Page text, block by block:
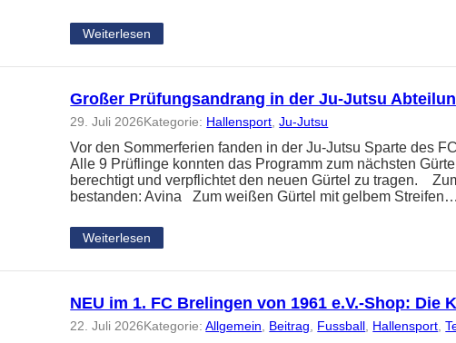
Weiterlesen
Großer Prüfungsandrang in der Ju-Jutsu
29. Juli 2026Kategorie: Hallensport , Ju-Jutsu
Vor den Sommerferien fanden in der Ju-Jutsu Sparte des
Alle 9 Prüflinge konnten das Programm zum nächsten
berechtigt und verpflichtet den neuen Gürtel zu tragen.
bestanden: Avina Zum weißen Gürtel mit gelbem Streifen…
Weiterlesen
NEU im 1. FC Brelingen von 1961 e.V.-Shop: Die
22. Juli 2026Kategorie:Allgemein, Beitrag, Fussball, Hallensport,